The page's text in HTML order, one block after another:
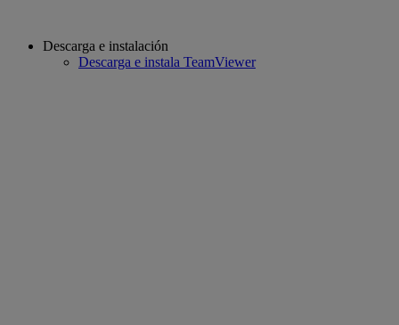
Descarga e instalación
Descarga e instala TeamViewer